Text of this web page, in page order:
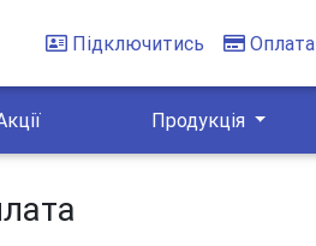
Підключитись Оплата
Продукція